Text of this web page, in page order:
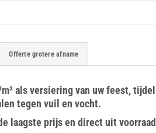
Offerte grotere afname
als versiering van uw feest,
tegen vuil en vocht.
laagste prijs en direct uit